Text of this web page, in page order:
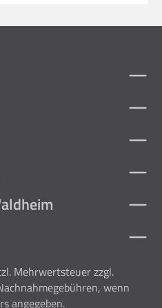
Mehrwertsteuer zzgl.
wenn
angegeben.